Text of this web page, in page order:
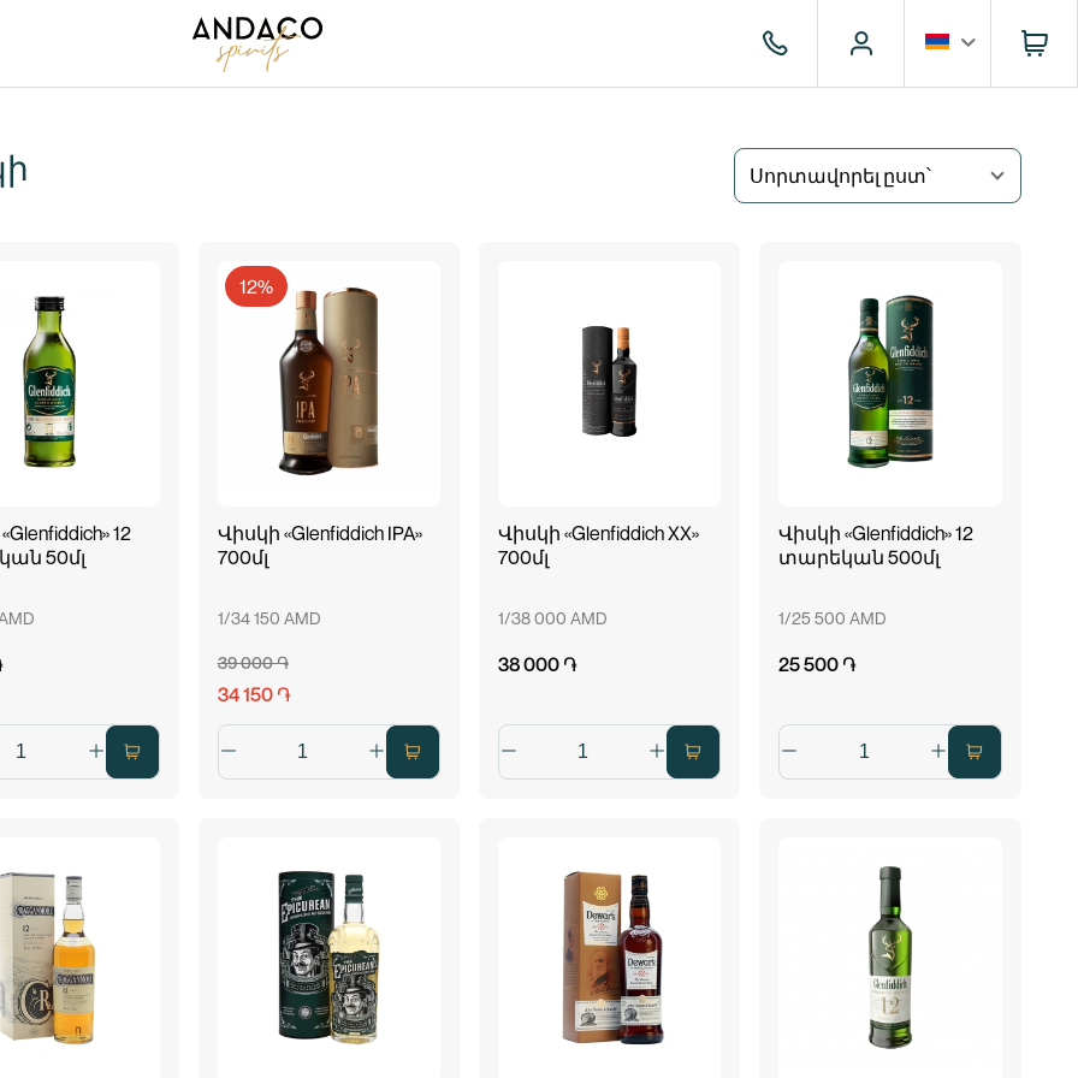
Սորտավորել ըստ՝
12
50մլ
12%
Վիսկի «Glenfiddich IPA»
700մլ
1/34 150 AMD
39 000 ֏
34 150 ֏
Վիսկի «Glenfiddich XX»
700մլ
1/38 000 AMD
38 000 ֏
Վիսկի «Glenfiddich» 12
տարեկան 500մլ
1/25 500 AMD
25 500 ֏